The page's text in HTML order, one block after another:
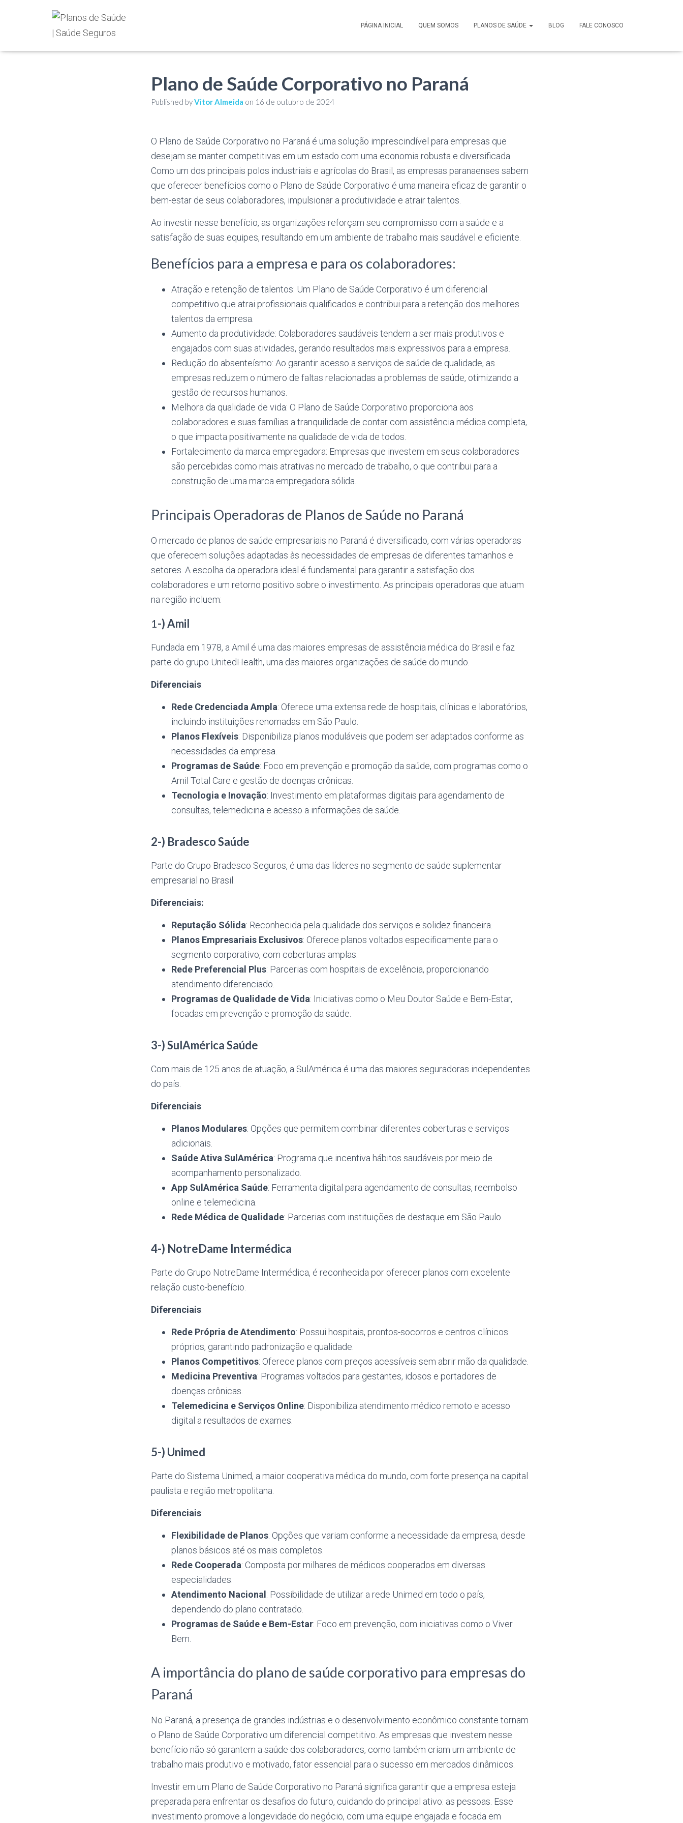
PÁGINA INICIAL QUEM SOMOS PLANOS DE SAÚDE BLOG FALE CONOSCO
Plano de Saúde Corporativo no Paraná
Published byVitor Almeida on 16 de outubro de 2024
O Plano de Saúde Corporativo no Paraná é uma solução imprescindível para empresas que
desejam se manter competitivas em um estado com uma economia robusta e diversificada.
Como um dos principais polos industriais e agrícolas do Brasil, as empresas paranaenses sabem
que oferecer benefícios como o Plano de Saúde Corporativo é uma maneira eficaz de garantir o
bem-estar de seus colaboradores, impulsionar a produtividade e atrair talentos.
Ao investir nesse benefício, as organizações reforçam seu compromisso com a saúde e a
satisfação de suas equipes, resultando em um ambiente de trabalho mais saudável e eficiente.
Benefícios para a empresa e para os colaboradores:
Atração e retenção de talentos: Um Plano de Saúde Corporativo é um diferencial
competitivo que atrai profissionais qualificados e contribui para a retenção dos melhores
talentos da empresa.
Aumento da produtividade: Colaboradores saudáveis tendem a ser mais produtivos e
engajados com suas atividades, gerando resultados mais expressivos para a empresa.
Redução do absenteísmo: Ao garantir acesso a serviços de saúde de qualidade, as
empresas reduzem o número de faltas relacionadas a problemas de saúde, otimizando a
gestão de recursos humanos.
Melhora da qualidade de vida: O Plano de Saúde Corporativo proporciona aos
colaboradores e suas famílias a tranquilidade de contar com assistência médica completa,
o que impacta positivamente na qualidade de vida de todos.
Fortalecimento da marca empregadora: Empresas que investem em seus colaboradores
são percebidas como mais atrativas no mercado de trabalho, o que contribui para a
construção de uma marca empregadora sólida.
Principais Operadoras de Planos de Saúde no Paraná
O mercado de planos de saúde empresariais no Paraná é diversificado, com várias operadoras
que oferecem soluções adaptadas às necessidades de empresas de diferentes tamanhos e
setores. A escolha da operadora ideal é fundamental para garantir a satisfação dos
colaboradores e um retorno positivo sobre o investimento. As principais operadoras que atuam
na região incluem:
1-) Amil
Fundada em 1978, a Amil é uma das maiores empresas de assistência médica do Brasil e faz
parte do grupo UnitedHealth, uma das maiores organizações de saúde do mundo.
Diferenciais:
Rede Credenciada Ampla: Oferece uma extensa rede de hospitais, clínicas e laboratórios,
incluindo instituições renomadas em São Paulo.
Planos Flexíveis: Disponibiliza planos moduláveis que podem ser adaptados conforme as
necessidades da empresa.
Programas de Saúde: Foco em prevenção e promoção da saúde, com programas como o
Amil Total Care e gestão de doenças crônicas.
Tecnologia e Inovação: Investimento em plataformas digitais para agendamento de
consultas, telemedicina e acesso a informações de saúde.
2-) Bradesco Saúde
Parte do Grupo Bradesco Seguros, é uma das líderes no segmento de saúde suplementar
empresarial no Brasil.
Diferenciais:
Reputação Sólida: Reconhecida pela qualidade dos serviços e solidez financeira.
Planos Empresariais Exclusivos: Oferece planos voltados especificamente para o
segmento corporativo, com coberturas amplas.
Rede Preferencial Plus: Parcerias com hospitais de excelência, proporcionando
atendimento diferenciado.
Programas de Qualidade de Vida: Iniciativas como o Meu Doutor Saúde e Bem-Estar,
focadas em prevenção e promoção da saúde.
3-) SulAmérica Saúde
Com mais de 125 anos de atuação, a SulAmérica é uma das maiores seguradoras independentes
do país.
Diferenciais:
Planos Modulares: Opções que permitem combinar diferentes coberturas e serviços
adicionais.
Saúde Ativa SulAmérica: Programa que incentiva hábitos saudáveis por meio de
acompanhamento personalizado.
App SulAmérica Saúde: Ferramenta digital para agendamento de consultas, reembolso
online e telemedicina.
Rede Médica de Qualidade: Parcerias com instituições de destaque em São Paulo.
4-) NotreDame Intermédica
Parte do Grupo NotreDame Intermédica, é reconhecida por oferecer planos com excelente
relação custo-benefício.
Diferenciais:
Rede Própria de Atendimento: Possui hospitais, prontos-socorros e centros clínicos
próprios, garantindo padronização e qualidade.
Planos Competitivos: Oferece planos com preços acessíveis sem abrir mão da qualidade.
Medicina Preventiva: Programas voltados para gestantes, idosos e portadores de
doenças crônicas.
Telemedicina e Serviços Online: Disponibiliza atendimento médico remoto e acesso
digital a resultados de exames.
5-) Unimed
Parte do Sistema Unimed, a maior cooperativa médica do mundo, com forte presença na capital
paulista e região metropolitana.
Diferenciais:
Flexibilidade de Planos: Opções que variam conforme a necessidade da empresa, desde
planos básicos até os mais completos.
Rede Cooperada: Composta por milhares de médicos cooperados em diversas
especialidades.
Atendimento Nacional : Possibilidade de utilizar a rede Unimed em todo o país,
dependendo do plano contratado.
Programas de Saúde e Bem-Estar: Foco em prevenção, com iniciativas como o Viver
Bem.
A importância do plano de saúde corporativo para empresas do
Paraná
No Paraná, a presença de grandes indústrias e o desenvolvimento econômico constante tornam
o Plano de Saúde Corporativo um diferencial competitivo. As empresas que investem nesse
benefício não só garantem a saúde dos colaboradores, como também criam um ambiente de
trabalho mais produtivo e motivado, fator essencial para o sucesso em mercados dinâmicos.
Investir em um Plano de Saúde Corporativo no Paraná significa garantir que a empresa esteja
preparada para enfrentar os desafios do futuro, cuidando do principal ativo: as pessoas. Esse
investimento promove a longevidade do negócio, com uma equipe engajada e focada em